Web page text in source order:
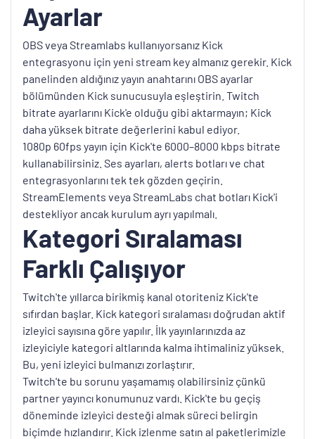
Ayarlar
OBS veya Streamlabs kullanıyorsanız Kick
entegrasyonu için yeni stream key almanız gerekir. Kick
panelinden aldığınız yayın anahtarını OBS ayarlar
bölümünden Kick sunucusuyla eşleştirin. Twitch
bitrate ayarlarını Kick'e olduğu gibi aktarmayın; Kick
daha yüksek bitrate değerlerini kabul ediyor.
1080p 60fps yayın için Kick'te 6000–8000 kbps bitrate
kullanabilirsiniz. Ses ayarları, alerts botları ve chat
entegrasyonlarını tek tek gözden geçirin.
StreamElements veya StreamLabs chat botları Kick'i
destekliyor ancak kurulum ayrı yapılmalı.
Kategori Sıralaması
Farklı Çalışıyor
Twitch'te yıllarca birikmiş kanal otoriteniz Kick'te
sıfırdan başlar. Kick kategori sıralaması doğrudan aktif
izleyici sayısına göre yapılır. İlk yayınlarınızda az
izleyiciyle kategori altlarında kalma ihtimaliniz yüksek.
Bu, yeni izleyici bulmanızı zorlaştırır.
Twitch'te bu sorunu yaşamamış olabilirsiniz çünkü
partner yayıncı konumunuz vardı. Kick'te bu geçiş
döneminde izleyici desteği almak süreci belirgin
biçimde hızlandırır. Kick izlenme satın al paketlerimizle